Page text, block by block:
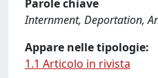
Parole chiave
Internment, Deportation,
Appare nelle tipologie:
1.1 Articolo in rivista